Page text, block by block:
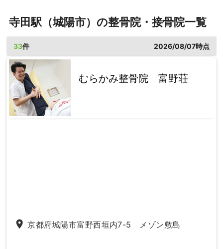
寺田駅（城陽市）の整骨院・接骨院一覧
33件 2026/08/07時点
むらかみ整骨院 富野荘
place 京都府城陽市富野西垣内7-5 メゾン敷島